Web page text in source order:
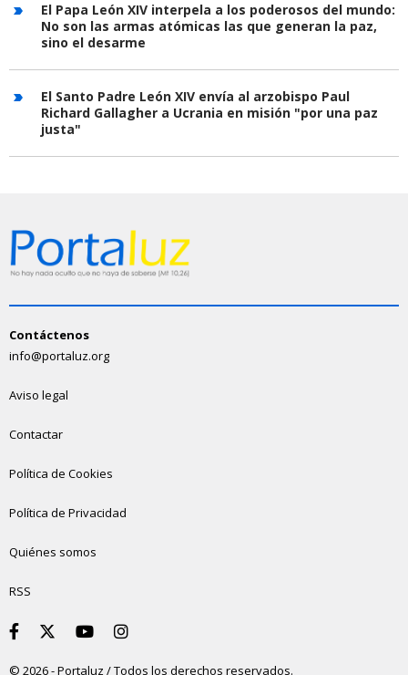
El Papa León XIV interpela a los poderosos del mundo:
No son las armas atómicas las que generan la paz,
sino el desarme
El Santo Padre León XIV envía al arzobispo Paul
Richard Gallagher a Ucrania en misión "por una paz
justa"
Contáctenos
info@portaluz.org
Aviso legal
Contactar
Política de Cookies
Política de Privacidad
Quiénes somos
RSS
© 2026 - Portaluz / Todos los derechos reservados.